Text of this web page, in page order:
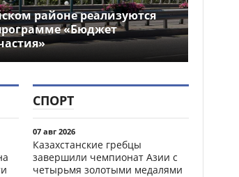
районе реализуются
«Бюджет
СПОРТ
07 авг 2026
Казахстанские гребцы
завершили чемпионат Азии с
четырьмя золотыми медалями